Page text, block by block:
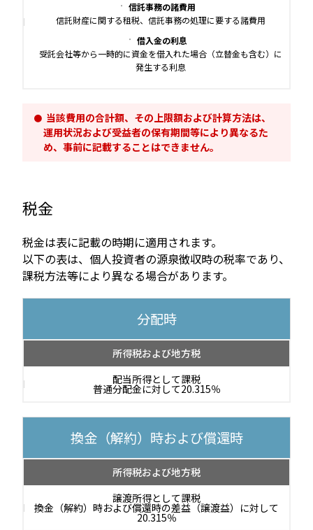
信託事務の諸費用
信託財産に関する租税、信託事務の処理に要する諸費用
借入金の利息
受託会社等から一時的に資金を借入れた場合（立替金も含む）に
発生する利息
当該費用の合計額、その上限額および計算方法は、
運用状況および受益者の保有期間等により異なるた
め、事前に記載することはできません。
税金
税金は表に記載の時期に適用されます。
以下の表は、個人投資者の源泉徴収時の税率であり、
課税方法等により異なる場合があります。
分配時
所得税および地方税
配当所得として課税
普通分配金に対して20.315％
換金（解約）時および償還時
所得税および地方税
譲渡所得として課税
換金（解約）時および償還時の差益（譲渡益）に対して
20.315％